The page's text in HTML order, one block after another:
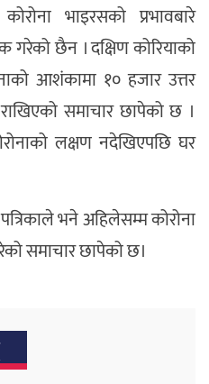
भाइरसको प्रभावबारे
छैन । दक्षिण कोरियाको
आशंकामा १० हजार उत्तर
राखिएको समाचार छापेको छ ।
लक्षण नदेखिएपछि घर
भने अहिलेसम्म कोरोना
समाचार छापेको छ।